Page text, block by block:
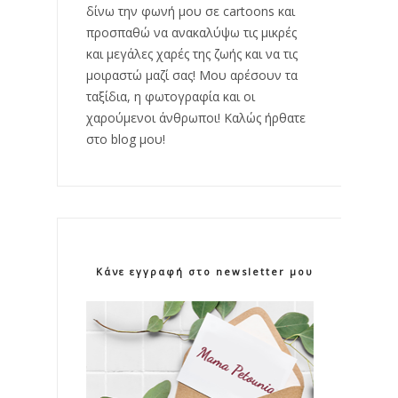
δίνω την φωνή μου σε cartoons και
προσπαθώ να ανακαλύψω τις μικρές
και μεγάλες χαρές της ζωής και να τις
μοιραστώ μαζί σας! Μου αρέσουν τα
ταξίδια, η φωτογραφία και οι
χαρούμενοι άνθρωποι! Καλώς ήρθατε
στο blog μου!
Κάνε εγγραφή στο newsletter μου!